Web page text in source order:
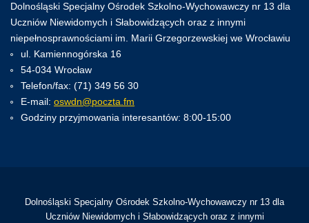
Dolnośląski Specjalny Ośrodek Szkolno-Wychowawczy nr 13 dla
Uczniów Niewidomych i Słabowidzących oraz z innymi
niepełnosprawnościami im. Marii Grzegorzewskiej we Wrocławiu
ul. Kamiennogórska 16
54-034 Wrocław
Telefon/fax: (71) 349 56 30
E-mail: oswdn@poczta.fm
Godziny przyjmowania interesantów: 8:00-15:00
Dolnośląski Specjalny Ośrodek Szkolno-Wychowawczy nr 13 dla
Uczniów Niewidomych i Słabowidzących oraz z innymi